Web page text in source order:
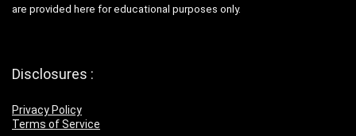
are provided here for educational purposes only.
Disclosures :
Privacy Policy
Terms of Service